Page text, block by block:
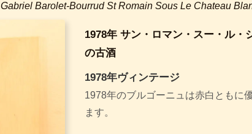
Gabriel Barolet-Bourrud St Romain Sous Le Chateau
1978年 サン・ロマン・スー・ル・
の古酒
1978年ヴィンテージ
1978年のブルゴーニュは赤白ともに
ます。